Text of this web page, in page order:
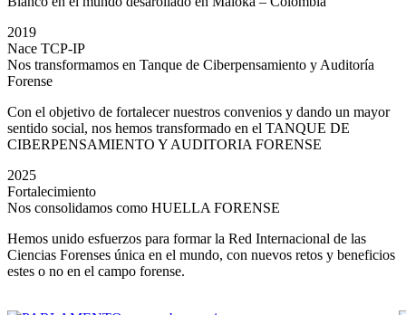
2019
Nace TCP-IP
Nos transformamos en Tanque de Ciberpensamiento y Auditoría
Forense
Con el objetivo de fortalecer nuestros convenios y dando un mayor
sentido social, nos hemos transformado en el TANQUE DE
CIBERPENSAMIENTO Y AUDITORIA FORENSE
2025
Fortalecimiento
Nos consolidamos como HUELLA FORENSE
Hemos unido esfuerzos para formar la Red Internacional de las
Ciencias Forenses única en el mundo, con nuevos retos y beneficios
estes o no en el campo forense.